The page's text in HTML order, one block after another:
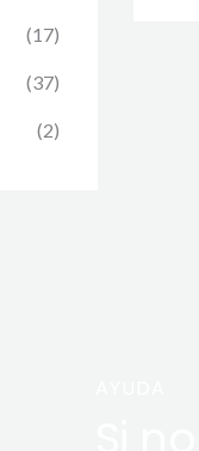
(17)
(37)
(2)